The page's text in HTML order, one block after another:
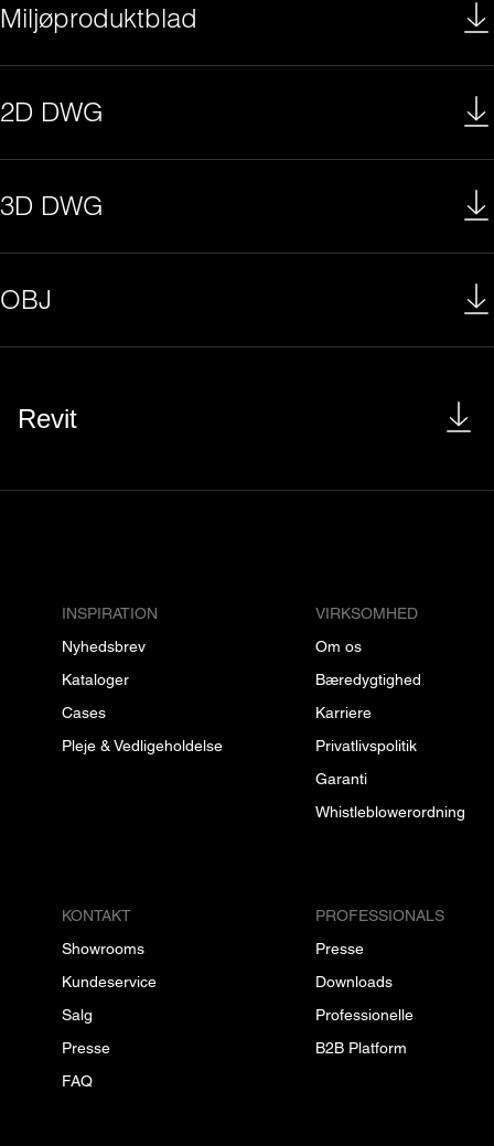
Miljøproduktblad
2D DWG
3D DWG
OBJ
Revit
INSPIRATION
Nyhedsbrev
Kataloger
Cases
Pleje & Vedligeholdelse
VIRKSOMHED
Om os
Bæredygtighed
Karriere
Privatlivspolitik
Garanti
Whistleblowerordning
KONTAKT
Showrooms
Kundeservice
Salg
Presse
FAQ
PROFESSIONALS
Presse
Downloads
Professionelle
B2B Platform